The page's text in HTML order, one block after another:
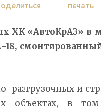
печать
ХК «АвтоКрАЗ» в
разгрузочных и
объектах, в